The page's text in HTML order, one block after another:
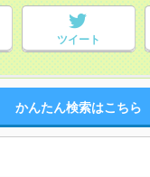
ツイート
かんたん検索はこちら